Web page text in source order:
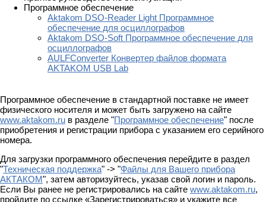
Программное обеспечение
Aktakom DSO-Reader Light Программное
обеспечение для осциллографов
Aktakom DSO-Soft Программное обеспечение для
осциллографов
AULFConverter Конвертер файлов формата
AKTAKOM USB Lab
Программное обеспечение в стандартной поставке не имеет
физического носителя и может быть загружено на сайте
www.aktakom.ru в разделе "Программное обеспечение" после
приобретения и регистрации прибора с указанием его серийного
номера.
Для загрузки программного обеспечения перейдите в раздел
"Техническая поддержка" -> "Файлы для Вашего прибора
АКТАКОМ", затем авторизуйтесь, указав свой логин и пароль.
Если Вы ранее не регистрировались на сайте www.aktakom.ru,
пройдите по ссылке «Зарегистрироваться» и укажите все